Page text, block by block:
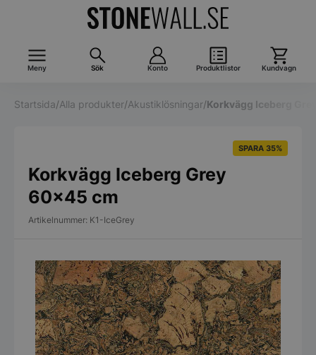
Meny Sök Konto Produktlistor Kundvagn
Startsida/Alla produkter/Akustiklösningar/Korkvägg Iceberg
SPARA 35%
Korkvägg Iceberg Grey
60×45 cm
Artikelnummer: K1-IceGrey